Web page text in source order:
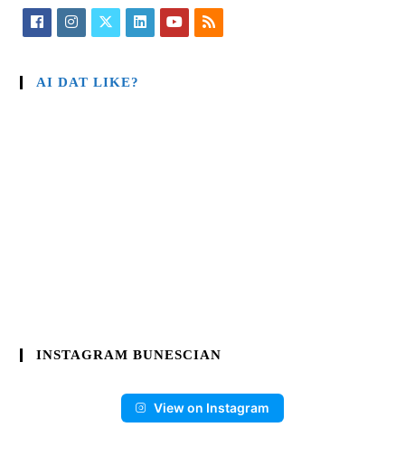
AI DAT LIKE?
INSTAGRAM BUNESCIAN
View on Instagram